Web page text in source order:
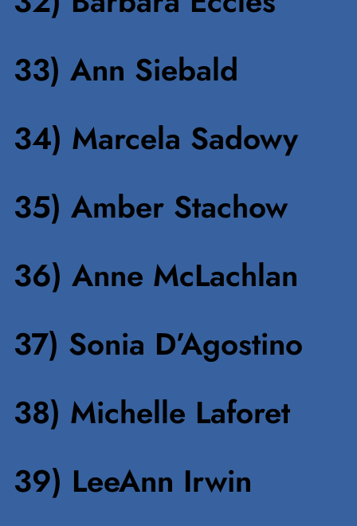
33) Ann Siebald
34) Marcela Sadowy
35) Amber Stachow
36) Anne McLachlan
37) Sonia D’Agostino
38) Michelle Laforet
39) LeeAnn Irwin